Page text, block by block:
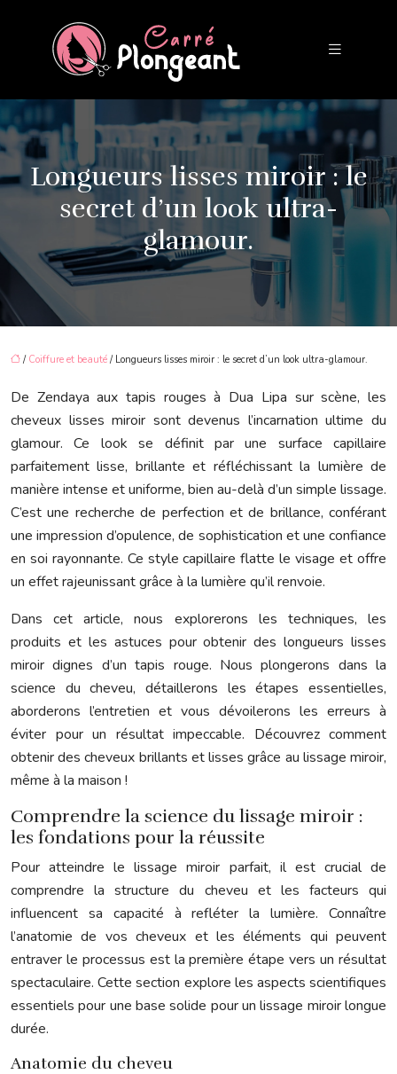
Longueurs lisses miroir : le
secret d’un look ultra-
glamour.
/ Coiffure et beauté / Longueurs lisses miroir : le secret d’un look ultra-glamour.
De Zendaya aux tapis rouges à Dua Lipa sur scène, les
cheveux lisses miroir sont devenus l’incarnation ultime du
glamour. Ce look se définit par une surface capillaire
parfaitement lisse, brillante et réfléchissant la lumière de
manière intense et uniforme, bien au-delà d’un simple lissage.
C’est une recherche de perfection et de brillance, conférant
une impression d’opulence, de sophistication et une confiance
en soi rayonnante. Ce style capillaire flatte le visage et offre
un effet rajeunissant grâce à la lumière qu’il renvoie.
Dans cet article, nous explorerons les techniques, les
produits et les astuces pour obtenir des longueurs lisses
miroir dignes d’un tapis rouge. Nous plongerons dans la
science du cheveu, détaillerons les étapes essentielles,
aborderons l’entretien et vous dévoilerons les erreurs à
éviter pour un résultat impeccable. Découvrez comment
obtenir des cheveux brillants et lisses grâce au lissage miroir,
même à la maison !
Comprendre la science du lissage miroir :
les fondations pour la réussite
Pour atteindre le lissage miroir parfait, il est crucial de
comprendre la structure du cheveu et les facteurs qui
influencent sa capacité à refléter la lumière. Connaître
l’anatomie de vos cheveux et les éléments qui peuvent
entraver le processus est la première étape vers un résultat
spectaculaire. Cette section explore les aspects scientifiques
essentiels pour une base solide pour un lissage miroir longue
durée.
Anatomie du cheveu